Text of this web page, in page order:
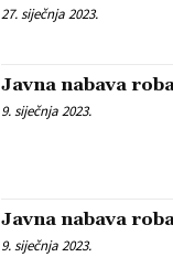
27. siječnja 2023.
Javna nabava
9. siječnja 2023.
Javna nabava
9. siječnja 2023.